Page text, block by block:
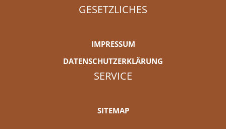
GESETZLICHES
IMPRESSUM
DATENSCHUTZERKLÄRUNG
SERVICE
SITEMAP